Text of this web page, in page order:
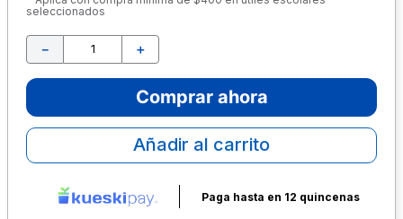
seleccionados
＋
－
Comprar ahora
Añadir al carrito
Paga hasta en 12 quincenas